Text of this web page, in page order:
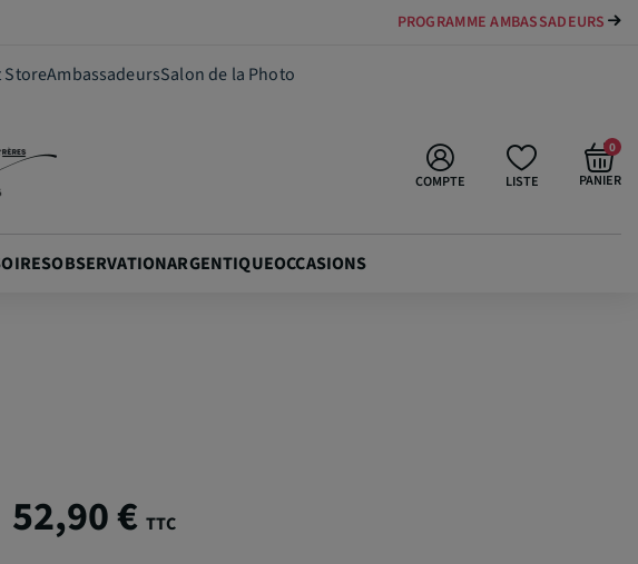
PAYER VOTRE MATÉRIEL JUSQU'EN 84 FOIS
StoreAmbassadeursSalon de la Photo
LISTE
COMPTE PANIER
0
OBSERVATIONARGENTIQUEOCCASIONS
52,90 € TTC
52,90 €